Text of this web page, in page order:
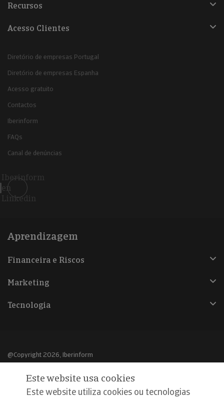
Recursos
Acesso Clientes
Diretório de empresas Portugal
Diretório de empresas Espanha
Acesso gratuito
Contactos
Iberinform
FAQs
Canal de denúncias
Iberinform
en
Linkedin
Aprendizagem
Financeira e Riscos
Marketing
Tecnologia
@Copyright 2026, Iberinform
Aviso legal
Política de cookies
Este website usa cookies
Este website utiliza cookies ou tecnologias